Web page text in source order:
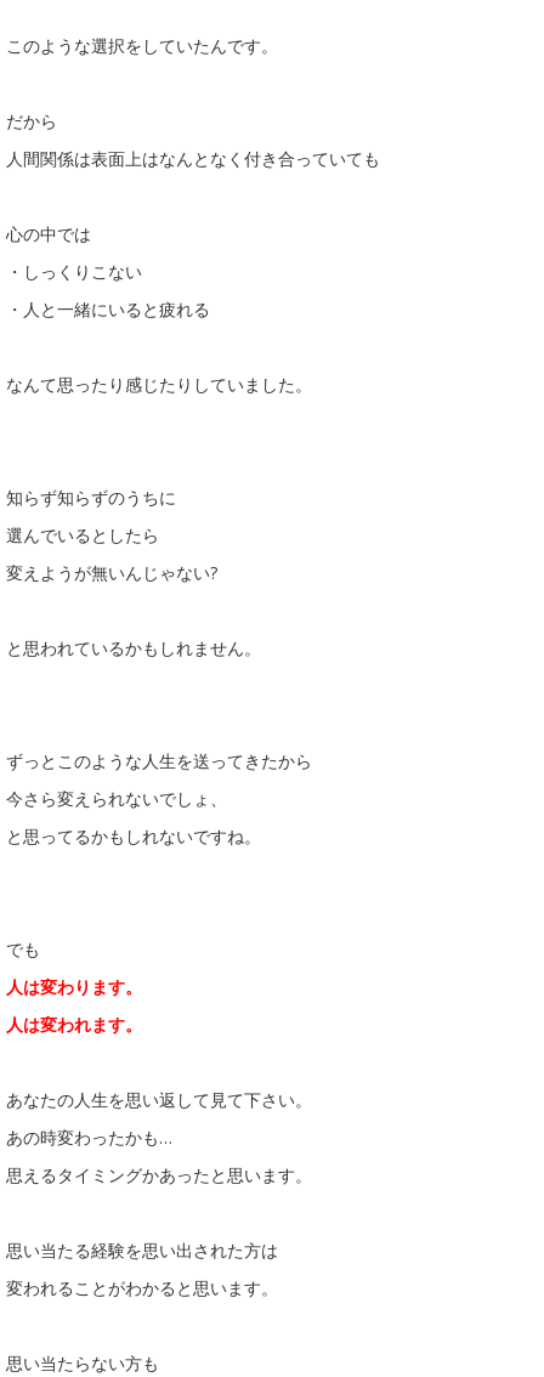
このような選択をしていたんです。
だから
人間関係は表面上はなんとなく付き合っていても
心の中では
・しっくりこない
・人と一緒にいると疲れる
なんて思ったり感じたりしていました。
知らず知らずのうちに
選んでいるとしたら
変えようが無いんじゃない?
と思われているかもしれません。
ずっとこのような人生を送ってきたから
今さら変えられないでしょ、
と思ってるかもしれないですね。
でも
人は変わります。
人は変われます。
あなたの人生を思い返して見て下さい。
あの時変わったかも…
思えるタイミングかあったと思います。
思い当たる経験を思い出された方は
変われることがわかると思います。
思い当たらない方も